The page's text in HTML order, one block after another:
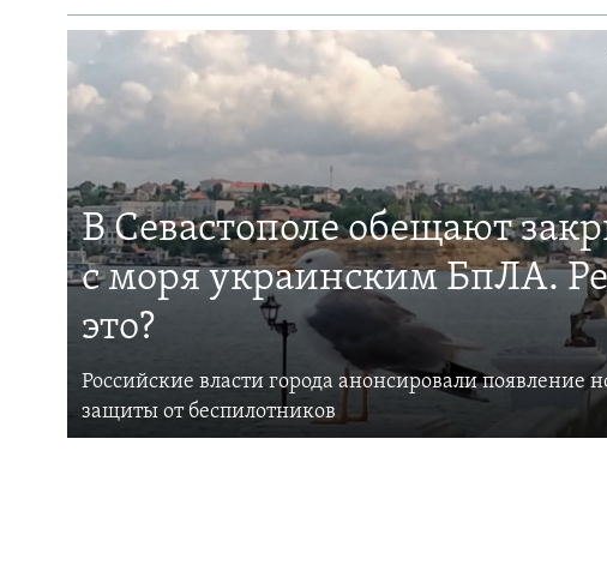
В Севастополе обещают
с моря украинским БпЛА.
это?
Российские власти города анонсировали появление
защиты от беспилотников